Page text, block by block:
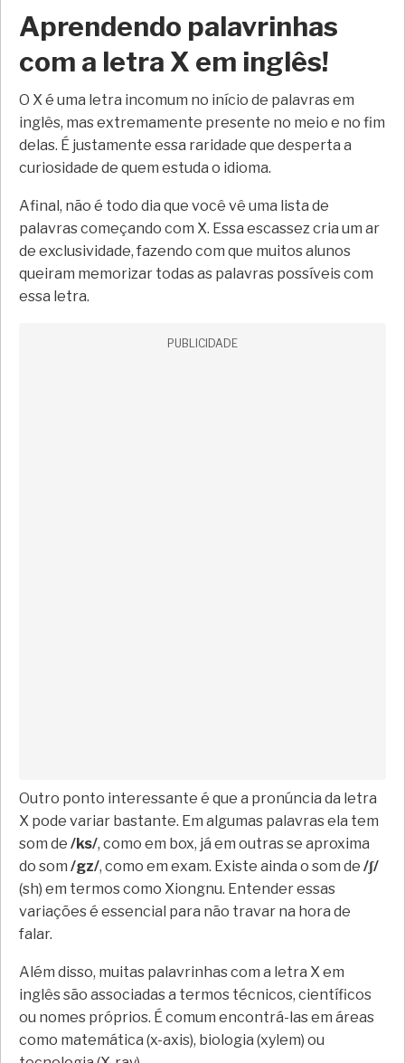
Aprendendo palavrinhas
com a letra X em inglês!
O X é uma letra incomum no início de palavras em
inglês, mas extremamente presente no meio e no fim
delas. É justamente essa raridade que desperta a
curiosidade de quem estuda o idioma.
Afinal, não é todo dia que você vê uma lista de
palavras começando com X. Essa escassez cria um ar
de exclusividade, fazendo com que muitos alunos
queiram memorizar todas as palavras possíveis com
essa letra.
PUBLICIDADE
Outro ponto interessante é que a pronúncia da letra
X pode variar bastante. Em algumas palavras ela tem
som de /ks/, como em box, já em outras se aproxima
do som /gz/, como em exam. Existe ainda o som de /ʃ/
(sh) em termos como Xiongnu. Entender essas
variações é essencial para não travar na hora de
falar.
Além disso, muitas palavrinhas com a letra X em
inglês são associadas a termos técnicos, científicos
ou nomes próprios. É comum encontrá-las em áreas
como matemática (x-axis), biologia (xylem) ou